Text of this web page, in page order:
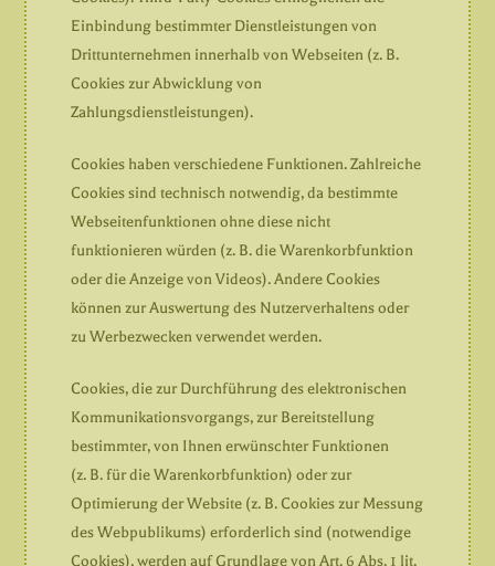
Einbindung bestimmter Dienstleistungen von
Drittunternehmen innerhalb von Webseiten (z. B.
Cookies zur Abwicklung von
Zahlungsdienstleistungen).
Cookies haben verschiedene Funktionen. Zahlreiche
Cookies sind technisch notwendig, da bestimmte
Webseitenfunktionen ohne diese nicht
funktionieren würden (z. B. die Warenkorbfunktion
oder die Anzeige von Videos). Andere Cookies
können zur Auswertung des Nutzerverhaltens oder
zu Werbezwecken verwendet werden.
Cookies, die zur Durchführung des elektronischen
Kommunikationsvorgangs, zur Bereitstellung
bestimmter, von Ihnen erwünschter Funktionen
(z. B. für die Warenkorbfunktion) oder zur
Optimierung der Website (z. B. Cookies zur Messung
des Webpublikums) erforderlich sind (notwendige
Cookies), werden auf Grundlage von Art. 6 Abs. 1 lit.